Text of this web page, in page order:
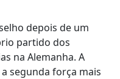
depois de um
partido dos
na Alemanha. A
segunda força mais